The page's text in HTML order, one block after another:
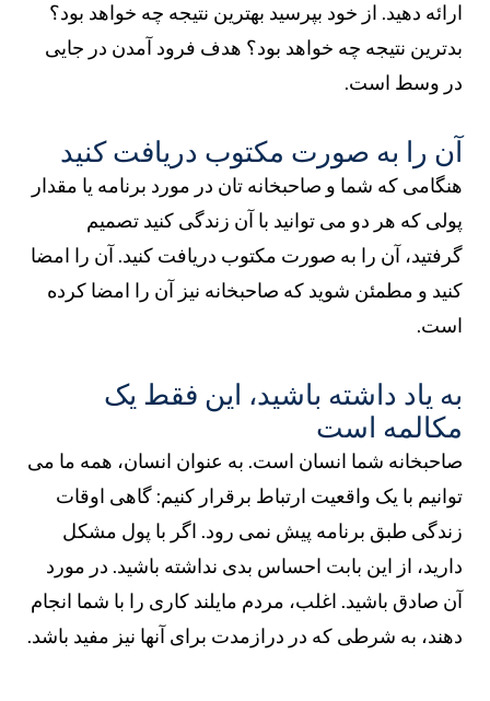
ارائه دهید. از خود بپرسید بهترین نتیجه چه خواهد بود؟
بدترین نتیجه چه خواهد بود؟ هدف فرود آمدن در جایی
در وسط است.
آن را به صورت مکتوب دریافت کنید
هنگامی که شما و صاحبخانه تان در مورد برنامه یا مقدار
پولی که هر دو می توانید با آن زندگی کنید تصمیم
گرفتید، آن را به صورت مکتوب دریافت کنید. آن را امضا
کنید و مطمئن شوید که صاحبخانه نیز آن را امضا کرده
است.
به یاد داشته باشید، این فقط یک
مکالمه است
صاحبخانه شما انسان است. به عنوان انسان، همه ما می
توانیم با یک واقعیت ارتباط برقرار کنیم: گاهی اوقات
زندگی طبق برنامه پیش نمی رود. اگر با پول مشکل
دارید، از این بابت احساس بدی نداشته باشید. در مورد
آن صادق باشید. اغلب، مردم مایلند کاری را با شما انجام
دهند، به شرطی که در درازمدت برای آنها نیز مفید باشد.